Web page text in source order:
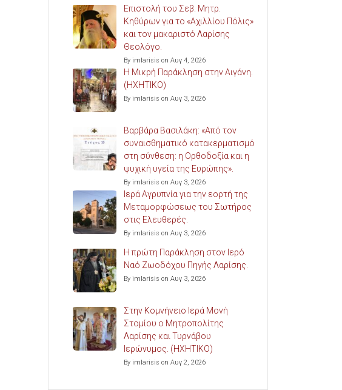
Επιστολή του Σεβ. Μητρ.
Κηθύρων για το «Αχιλλίου Πόλις»
και τον μακαριστό Λαρίσης
Θεολόγο.
By imlarisis on Αυγ 4, 2026
Η Μικρή Παράκληση στην Αιγάνη.
(ΗΧΗΤΙΚΟ)
By imlarisis on Αυγ 3, 2026
Βαρβάρα Βασιλάκη: «Από τον
συναισθηματικό κατακερματισμό
στη σύνθεση: η Ορθοδοξία και η
ψυχική υγεία της Ευρώπης».
By imlarisis on Αυγ 3, 2026
Ιερά Αγρυπνία για την εορτή της
Μεταμορφώσεως του Σωτήρος
στις Ελευθερές.
By imlarisis on Αυγ 3, 2026
Η πρώτη Παράκληση στον Ιερό
Ναό Ζωοδόχου Πηγής Λαρίσης.
By imlarisis on Αυγ 3, 2026
Στην Κομνήνειο Ιερά Μονή
Στομίου ο Μητροπολίτης
Λαρίσης και Τυρνάβου
Ιερώνυμος. (ΗΧΗΤΙΚΟ)
By imlarisis on Αυγ 2, 2026